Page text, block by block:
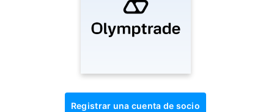
Registrar una cuenta de socio